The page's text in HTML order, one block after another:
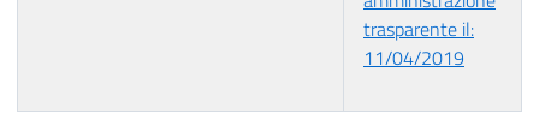
trasparente il:
11/04/2019